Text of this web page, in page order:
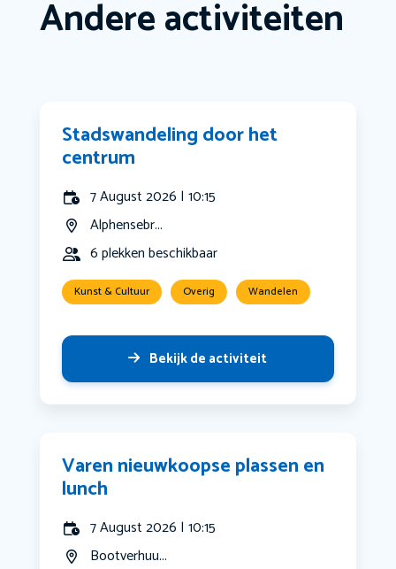
Andere activiteiten
Stadswandeling door het
centrum
7 August 2026 | 10:15
Alphensebr...
6 plekken beschikbaar
Kunst & Cultuur Overig Wandelen
Bekijk de activiteit
Varen nieuwkoopse plassen en
lunch
7 August 2026 | 10:15
Bootverhuu...